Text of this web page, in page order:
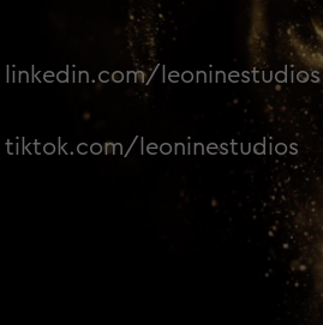
linkedin.com/leoninestudios
tiktok.com/leoninestudios